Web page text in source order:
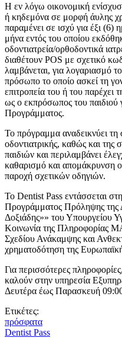
Η εν λόγω οικονομική
ή κηδεμόνα σε μορφή άυλης
παραμένει σε ισχύ για έξι (6)
μήνα εντός του οποίου
οδοντιατρεία/ορθοδοντικά
διαθέτουν POS με σχετικό
λαμβάνεται, για λογαριασμό
πρόσωπο το οποίο ασκεί τη
επιτροπεία του ή του παρέχει
ως ο εκπρόσωπος του παιδιού
Προγράμματος.
Το πρόγραμμα αναδεικνύει τη
οδοντιατρικής, καθώς και
παιδιών και περιλαμβάνει
καθαρισμό και απομάκρυνση
παροχή σχετικών οδηγιών.
Το Dentist Pass εντάσσεται
Προγράμματος Πρόληψης της
Δοξιάδης»» του Υπουργείου
Κοινωνία της Πληροφορίας
Σχεδίου Ανάκαμψης και
χρηματοδότηση της
Για περισσότερες
καλούν στην υπηρεσία
Δευτέρα έως Παρασκευή
Ετικέτες:
πρόσφατα
Dentist Pass